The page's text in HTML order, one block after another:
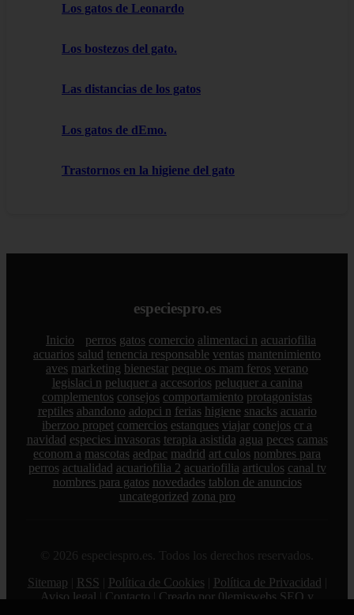
Los gatos de Leonardo
Los bostezos del gato.
Las distancias de los gatos
Los gatos de dEmo.
Trastornos en la higiene del gato
especiespro.es
Inicio perros gatos comercio alimentaci n acuariofilia
acuarios salud tenencia responsable ventas mantenimiento
aves marketing bienestar peque os mam feros verano
legislaci n peluquer a accesorios peluquer a canina
complementos consejos comportamiento protagonistas
reptiles abandono adopci n ferias higiene snacks acuario
iberzoo propet comercios estanques viajar conejos cr a
navidad especies invasoras terapia asistida agua peces camas
econom a mascotas aedpac madrid art culos nombres para
perros actualidad acuariofilia 2 acuariofilia articulos canal tv
nombres para gatos novedades tablon de anuncios
uncategorized zona pro
© 2026 especiespro.es. Todos los derechos reservados.
Sitemap
RSS Política de Cookies Política de Privacidad
Aviso legal
Contacto
Creado por 0lemiswebs SEO y